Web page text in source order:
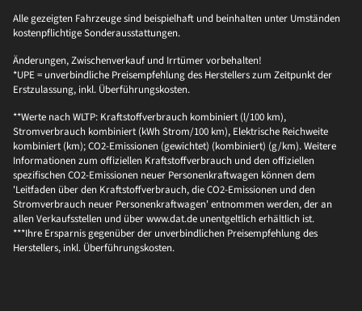
Alle gezeigten Fahrzeuge sind beispielhaft und beinhalten unter Umständen
kostenpflichtige Sonderausstattungen.
Änderungen, Zwischenverkauf und Irrtümer vorbehalten!
*UPE = unverbindliche Preisempfehlung des Herstellers zum Zeitpunkt der
Erstzulassung, inkl. Überführungskosten.
**Werte nach WLTP: Kraftstoffverbrauch kombiniert (l/100 km),
Stromverbrauch kombiniert (kWh Strom/100 km), Elektrische Reichweite
kombiniert (km); CO2-Emissionen (gewichtet) (kombiniert) (g/km). Weitere
Informationen zum offiziellen Kraftstoffverbrauch und den offiziellen
spezifischen CO2-Emissionen neuer Personenkraftwagen können dem
'Leitfaden über den Kraftstoffverbrauch, die CO2-Emissionen und den
Stromverbrauch neuer Personenkraftwagen' entnommen werden, der an
allen Verkaufsstellen und über www.dat.de unentgeltlich erhältlich ist.
***Ihre Ersparnis gegenüber der unverbindlichen Preisempfehlung des
Herstellers, inkl. Überführungskosten.